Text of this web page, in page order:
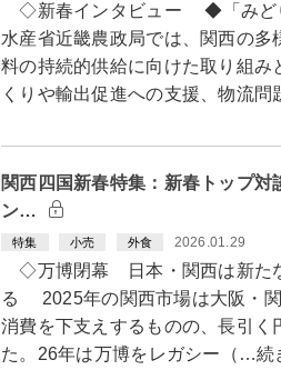
◇新春インタビュー ◆「みど
水産省近畿農政局では、関西の
料の持続的供給に向けた取り組
くりや輸出促進への支援、物流
関西四国新春特集：新春トップ
ン…
特集 小売 外食 2026.01.29
◇万博閉幕 日本・関西は新た
る 2025年の関西市場は大阪・
消費を下支えするものの、長引
た。26年は万博をレガシー（…続